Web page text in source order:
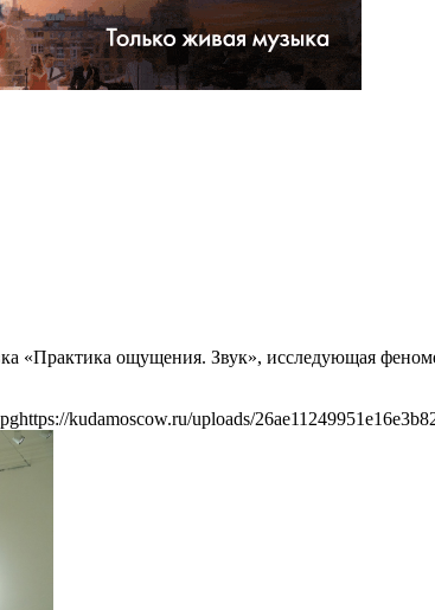
ощущения. Звук», исследующая
https://kudamoscow.ru/uploads/